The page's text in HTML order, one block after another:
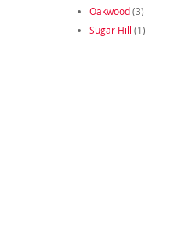
Oakwood(3)
Sugar Hill (1)